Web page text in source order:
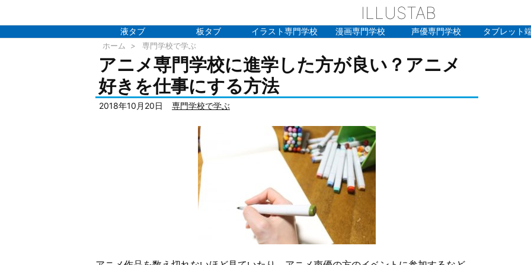
ILLUSTAB
液タブ 板タブ イラスト専門学校 漫画専門学校 声優専門学校 タブレット
ホーム > 専門学校で学ぶ
アニメ専門学校に進学した方が良い？アニメ
好きを仕事にする方法
2018年10月20日 専門学校で学ぶ